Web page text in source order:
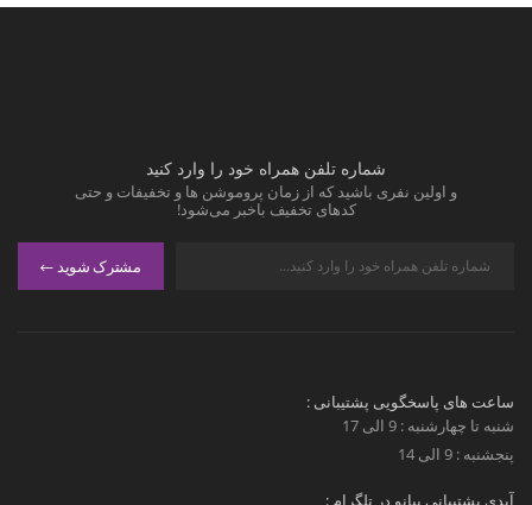
شماره تلفن همراه خود را وارد کنید
و اولین نفری باشید که از زمان پروموشن ها و تخفیفات و حتی
کدهای تخفیف باخبر می‌شود!
مشترک شوید
ساعت های پاسخگویی پشتیبانی :
شنبه تا چهارشنبه : 9 الی 17
پنجشنبه : 9 الی 14
آیدی پشتیبانی پیانو در تلگرام :